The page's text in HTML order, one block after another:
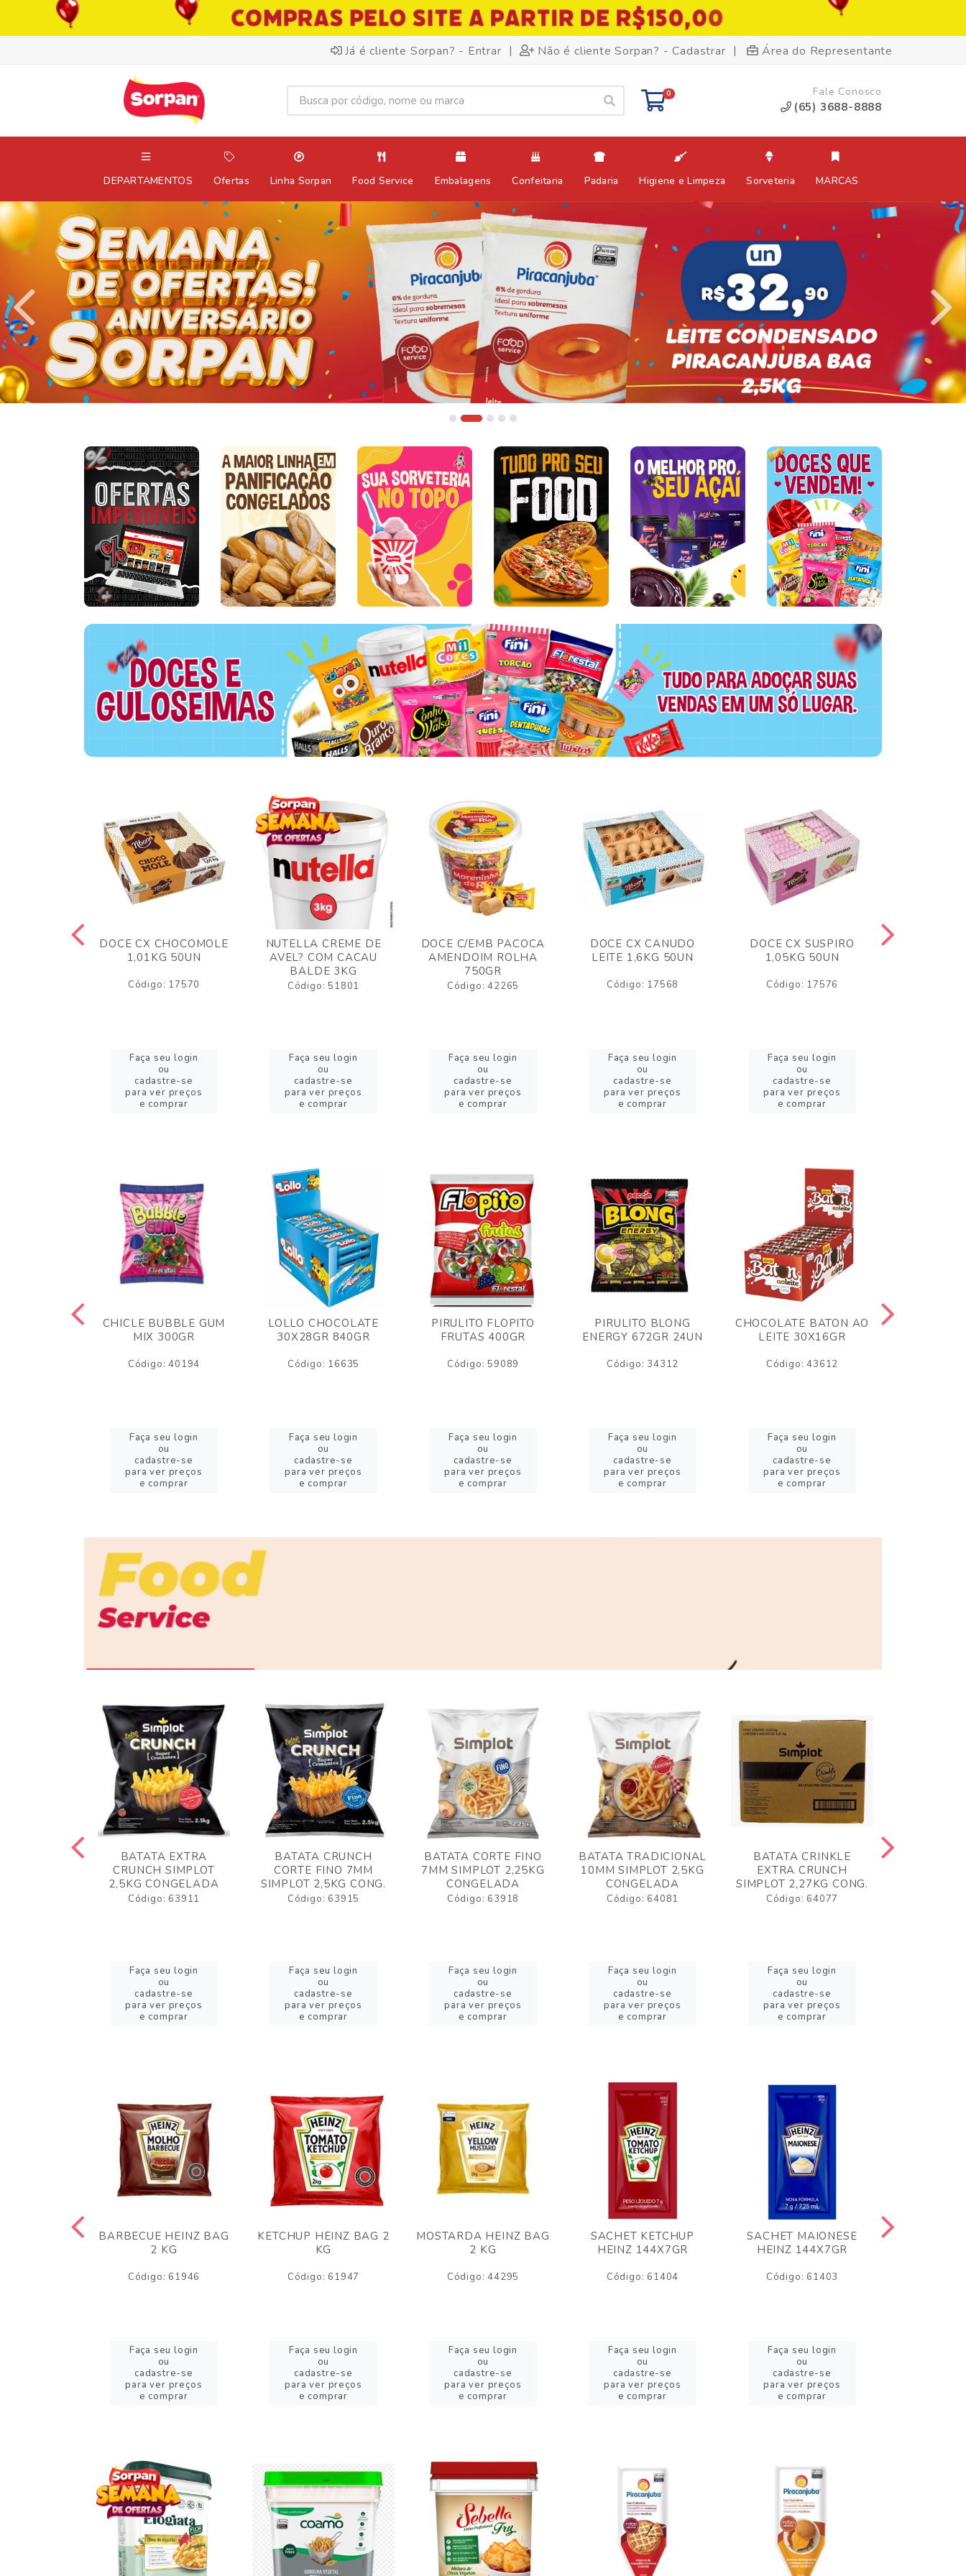
Já é cliente Sorpan? - Entrar | Não é cliente Sorpan? - Cadastrar | Área do Representante
0 Fale Conosco
(65) 3688-8888
DEPARTAMENTOS Ofertas Linha Sorpan Food Service Embalagens Confeitaria Padaria Higiene e Limpeza Sorveteria MARCAS
DOCE CX CHOCOMOLE
1,01KG 50UN
Código: 17570
Faça seu login
ou
cadastre-se
para ver preços
e comprar
NUTELLA CREME DE
AVEL? COM CACAU
BALDE 3KG
Código: 51801
Faça seu login
ou
cadastre-se
para ver preços
e comprar
DOCE C/EMB PACOCA
AMENDOIM ROLHA
750GR
Código: 42265
Faça seu login
ou
cadastre-se
para ver preços
e comprar
DOCE CX CANUDO
LEITE 1,6KG 50UN
Código: 17568
Faça seu login
ou
cadastre-se
para ver preços
e comprar
DOCE CX SUSPIRO
1,05KG 50UN
Código: 17576
Faça seu login
ou
cadastre-se
para ver preços
e comprar
CHICLE BUBBLE GUM
MIX 300GR
Código: 40194
Faça seu login
ou
cadastre-se
para ver preços
e comprar
LOLLO CHOCOLATE
30X28GR 840GR
Código: 16635
Faça seu login
ou
cadastre-se
para ver preços
e comprar
PIRULITO FLOPITO
FRUTAS 400GR
Código: 59089
Faça seu login
ou
cadastre-se
para ver preços
e comprar
PIRULITO BLONG
ENERGY 672GR 24UN
Código: 34312
Faça seu login
ou
cadastre-se
para ver preços
e comprar
CHOCOLATE BATON AO
LEITE 30X16GR
Código: 43612
Faça seu login
ou
cadastre-se
para ver preços
e comprar
BATATA EXTRA
CRUNCH SIMPLOT
2,5KG CONGELADA
Código: 63911
Faça seu login
ou
cadastre-se
para ver preços
e comprar
BATATA CRUNCH
CORTE FINO 7MM
SIMPLOT 2,5KG CONG.
Código: 63915
Faça seu login
ou
cadastre-se
para ver preços
e comprar
BATATA CORTE FINO
7MM SIMPLOT 2,25KG
CONGELADA
Código: 63918
Faça seu login
ou
cadastre-se
para ver preços
e comprar
BATATA TRADICIONAL
10MM SIMPLOT 2,5KG
CONGELADA
Código: 64081
Faça seu login
ou
cadastre-se
para ver preços
e comprar
BATATA CRINKLE
EXTRA CRUNCH
SIMPLOT 2,27KG CONG.
Código: 64077
Faça seu login
ou
cadastre-se
para ver preços
e comprar
BARBECUE HEINZ BAG
2 KG
Código: 61946
Faça seu login
ou
cadastre-se
para ver preços
e comprar
KETCHUP HEINZ BAG 2
KG
Código: 61947
Faça seu login
ou
cadastre-se
para ver preços
e comprar
MOSTARDA HEINZ BAG
2 KG
Código: 44295
Faça seu login
ou
cadastre-se
para ver preços
e comprar
SACHET KETCHUP
HEINZ 144X7GR
Código: 61404
Faça seu login
ou
cadastre-se
para ver preços
e comprar
SACHET MAIONESE
HEINZ 144X7GR
Código: 61403
Faça seu login
ou
cadastre-se
para ver preços
e comprar